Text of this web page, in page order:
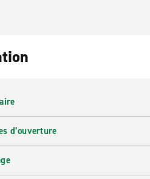
d’ouverture